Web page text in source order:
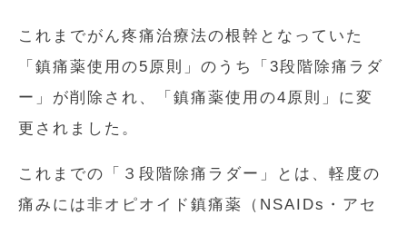
これまでがん疼痛治療法の根幹となっていた
「鎮痛薬使用の5原則」のうち「3段階除痛ラダ
ー」が削除され、「鎮痛薬使用の4原則」に変
更されました。
これまでの「３段階除痛ラダー」とは、軽度の
痛みには非オピオイド鎮痛薬（NSAIDs・アセ